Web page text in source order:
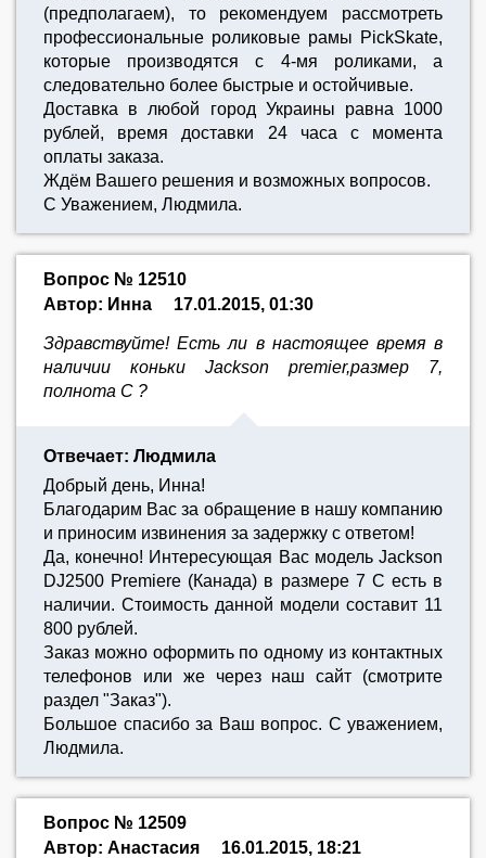
(предполагаем), то рекомендуем рассмотреть
профессиональные роликовые рамы PickSkate,
которые производятся с 4-мя роликами, а
следовательно более быстрые и остойчивые.
Доставка в любой город Украины равна 1000
рублей, время доставки 24 часа с момента
оплаты заказа.
Ждём Вашего решения и возможных вопросов.
С Уважением, Людмила.
Вопрос № 12510
Автор: Инна
17.01.2015, 01:30
Здравствуйте! Есть ли в настоящее время в
наличии коньки Jackson premier,размер 7,
полнота С ?
Отвечает: Людмила
Добрый день, Инна!
Благодарим Вас за обращение в нашу компанию
и приносим извинения за задержку с ответом!
Да, конечно! Интересующая Вас модель Jackson
DJ2500 Premiere (Канада) в размере 7 С есть в
наличии. Стоимость данной модели составит 11
800 рублей.
Заказ можно оформить по одному из контактных
телефонов или же через наш сайт (смотрите
раздел "Заказ").
Большое спасибо за Ваш вопрос. С уважением,
Людмила.
Вопрос № 12509
Автор: Анастасия
16.01.2015, 18:21